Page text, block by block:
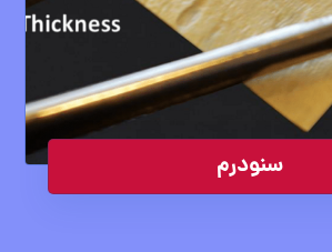
سنودرم